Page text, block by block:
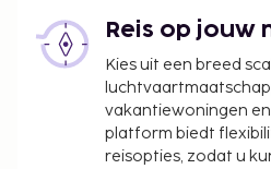
Deze lijst is mogelijk niet
borgsommen zijn mogelijk
wijzigen.
Wegens de nationale
contante betalingen bij
het bedrag van EUR
Reis op jouw
Kies uit een breed
vakantiewoningen
platform biedt
reisopties, zodat u